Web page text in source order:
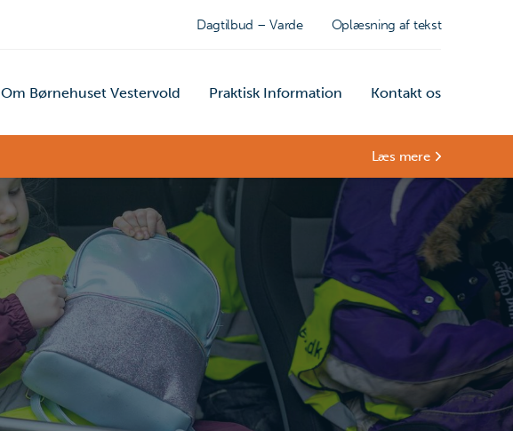
Dagtilbud – Varde Oplæsning af tekst
Om Børnehuset Vestervold Praktisk Information Kontakt os
Læs mere